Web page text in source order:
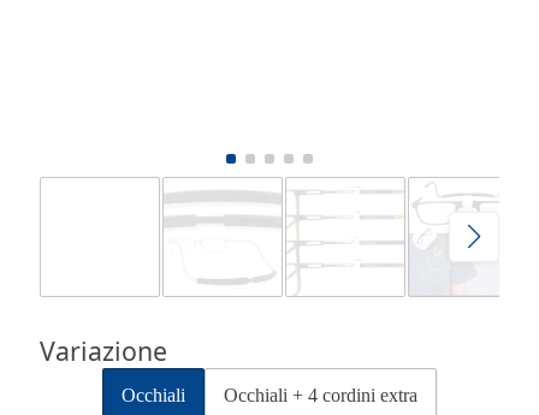
Variazione
Occhiali Occhiali + 4 cordini extra